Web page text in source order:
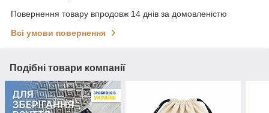
Повернення товару впродовж 14 днів за домовленістю
Всі умови повернення
Подібні товари компанії